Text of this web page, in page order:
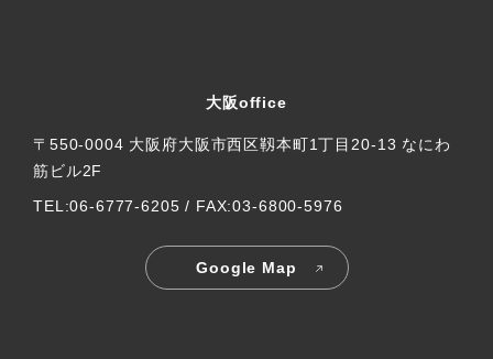
大阪office
〒550-0004 大阪府大阪市西区靱本町1丁目20-13 なにわ
筋ビル2F
TEL:06-6777-6205 / FAX:03-6800-5976
Google Map